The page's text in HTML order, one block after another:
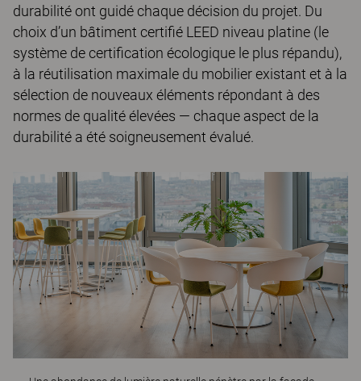
durabilité ont guidé chaque décision du projet. Du
choix d’un bâtiment certifié LEED niveau platine (le
système de certification écologique le plus répandu),
à la réutilisation maximale du mobilier existant et à la
sélection de nouveaux éléments répondant à des
normes de qualité élevées — chaque aspect de la
durabilité a été soigneusement évalué.